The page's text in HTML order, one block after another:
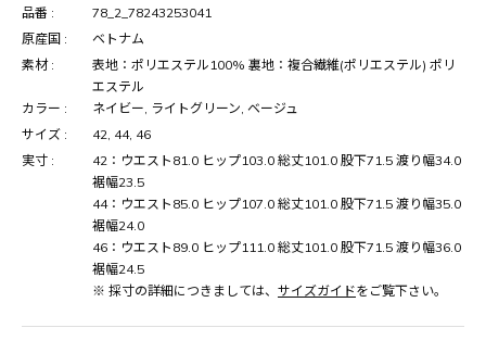
品番 :
78_2_78243253041
原産国 :
ベトナム
素材 :
表地：ポリエステル100% 裏地：複合繊維(ポリエステル) ポリ
エステル
カラー :
ネイビー, ライトグリーン, ベージュ
サイズ :
42, 44, 46
実寸 :
42：ウエスト81.0 ヒップ103.0 総丈101.0 股下71.5 渡り幅34.0
裾幅23.5
44：ウエスト85.0 ヒップ107.0 総丈101.0 股下71.5 渡り幅35.0
裾幅24.0
46：ウエスト89.0 ヒップ111.0 総丈101.0 股下71.5 渡り幅36.0
裾幅24.5
※ 採寸の詳細につきましては、 サイズガイドをご覧下さい。